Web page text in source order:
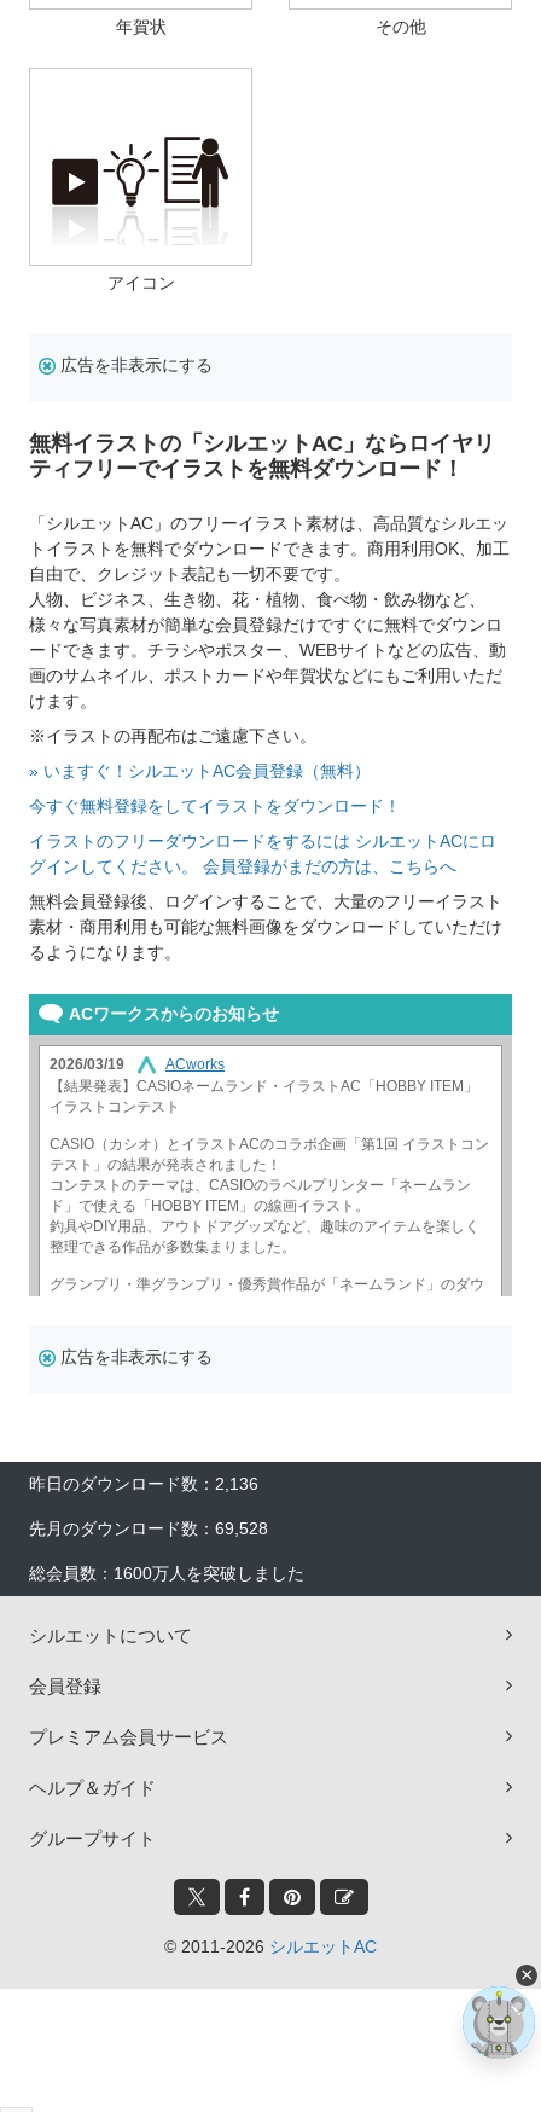
年賀状 その他
アイコン
広告を非表示にする
無料イラストの「シルエットAC」ならロイヤリ
ティフリーでイラストを無料ダウンロード！
「シルエットAC」のフリーイラスト素材は、高品質なシルエッ
トイラストを無料でダウンロードできます。商用利用OK、加工
自由で、クレジット表記も一切不要です。
人物、ビジネス、生き物、花・植物、食べ物・飲み物など、
様々な写真素材が簡単な会員登録だけですぐに無料でダウンロ
ードできます。チラシやポスター、WEBサイトなどの広告、動
画のサムネイル、ポストカードや年賀状などにもご利用いただ
けます。
※イラストの再配布はご遠慮下さい。
» いますぐ！シルエットAC会員登録（無料）
今すぐ無料登録をしてイラストをダウンロード！
イラストのフリーダウンロードをするには シルエットACにロ
グインしてください。 会員登録がまだの方は、こちらへ
無料会員登録後、ログインすることで、大量のフリーイラスト
素材・商用利用も可能な無料画像をダウンロードしていただけ
るようになります。
広告を非表示にする
昨日のダウンロード数：2,136
先月のダウンロード数：69,528
総会員数：1600万人を突破しました
シルエットについて
会員登録
プレミアム会員サービス
ヘルプ＆ガイド
グループサイト
© 2011-2026 シルエットAC
×